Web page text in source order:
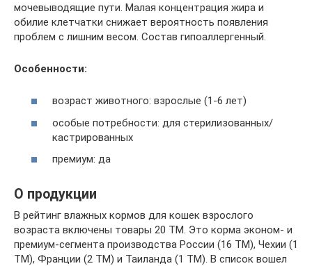
мочевыводящие пути. Малая концентрация жира и
обилие клетчатки снижает вероятность появления
проблем с лишним весом. Состав гипоаллергенный.
Особенности:
возраст животного: взрослые (1-6 лет)
особые потребности: для стерилизованных/
кастрированных
премиум: да
О продукции
В рейтинг влажных кормов для кошек взрослого
возраста включены товары 20 ТМ. Это корма эконом- и
премиум-сегмента производства России (16 ТМ), Чехии (1
ТМ), Франции (2 ТМ) и Таиланда (1 ТМ). В список вошел